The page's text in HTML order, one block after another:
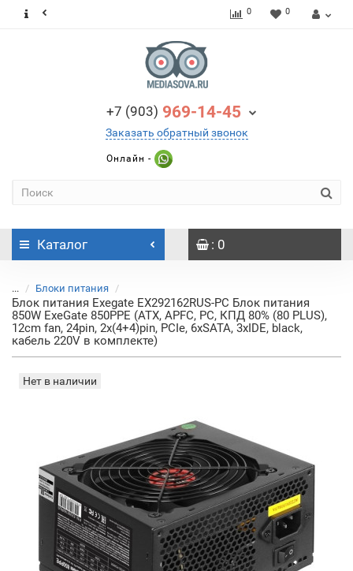
0 0
+7 (903) 969-14-45
Заказать обратный звонок
Онлайн -
Каталог : 0
... Блоки питания
Блок питания Exegate EX292162RUS-PC Блок питания
850W ExeGate 850PPE (ATX, APFC, PC, КПД 80% (80 PLUS),
12cm fan, 24pin, 2x(4+4)pin, PCIe, 6xSATA, 3xIDE, black,
кабель 220V в комплекте)
Нет в наличии